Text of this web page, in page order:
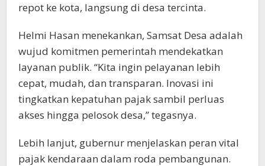
repot ke kota, langsung di desa tercinta.
Helmi Hasan menekankan, Samsat Desa adalah
wujud komitmen pemerintah mendekatkan
layanan publik. “Kita ingin pelayanan lebih
cepat, mudah, dan transparan. Inovasi ini
tingkatkan kepatuhan pajak sambil perluas
akses hingga pelosok desa,” tegasnya.
Lebih lanjut, gubernur menjelaskan peran vital
pajak kendaraan dalam roda pembangunan.